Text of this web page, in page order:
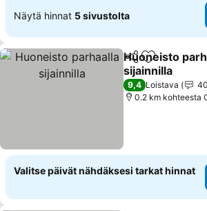
Näytä hinnat 5 sivustolta
Jaa Lisää
Huoneisto
sijainnilla
Katso hinnat
9,4 Loistava
0.2 km kohteesta
Valitse päivät nähdäksesi tarkat hinnat